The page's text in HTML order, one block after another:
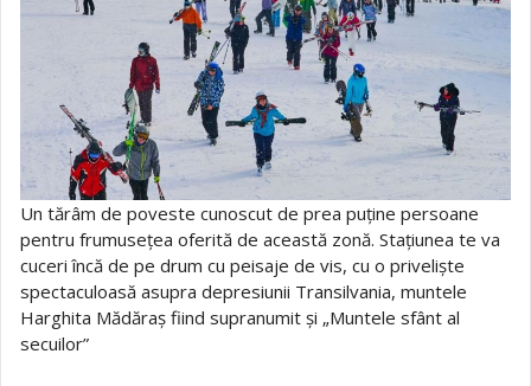
Un tărâm de poveste cunoscut de prea puține persoane
pentru frumusețea oferită de această zonă. Stațiunea te va
cuceri încă de pe drum cu peisaje de vis, cu o priveliște
spectaculoasă asupra depresiunii Transilvania, muntele
Harghita Mădăraș fiind supranumit și „Muntele sfânt al
secuilor”